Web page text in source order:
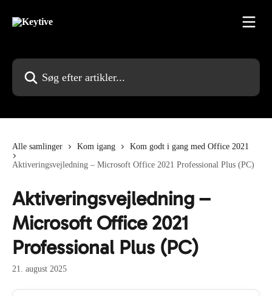
Søg efter artikler...
Alle samlinger Kom igang
Kom godt i gang med Office 2021
Aktiveringsvejledning – Microsoft Office 2021 Professional Plus (PC)
Aktiveringsvejledning –
Microsoft Office 2021
Professional Plus (PC)
21. august 2025